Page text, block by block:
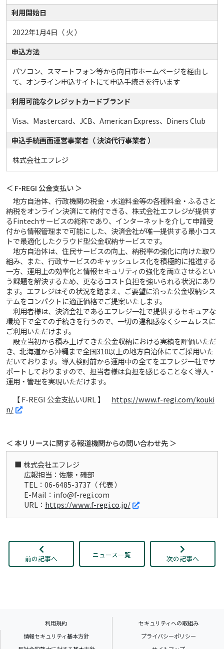
利用開始日
2022年1月4日（ 火 ）
申込方法
パソコン、スマートフォン等から向日市ホームページを経由し
て、オンライン申込サイトにて申込手続きを行います
利用可能なクレジットカードブランド
Visa、Mastercard、JCB、American Express、Diners Club
申込手続画面運営事業者（ 決済代行事業者 ）
株式会社エフレジ
＜ F-REGI 公金支払い ＞
地方自治体、行政機関の税金・水道料金等の各種料金・ふるさと
納税をオンライン決済にて納付できる、株式会社エフレジが提供す
るFintechサービスの総称であり、インターネットを介して申請受
付から情報管理まで可能にした、決済会社が唯一提供する最小コス
トで最適化したクラウド型公金収納サービスです。
地方自治体は、住民サービスの向上、納税率の強化に向けた取り
組み、また、行政サービスのキャッシュレス化を積極的に推進する
一方、運用上の効率化と情報セキュリティの強化を両立させるとい
う課題を解決するため、更なるコスト負担を強いられる状況にあり
ます。エフレジはその状況を踏まえ、ご要望に沿った公金収納シス
テムをコンパクトに適正価格でご提案いたします。
利用者様は、決済会社であるエフレジ一社で提供するセキュアな
環境下で全ての手続きを行うので、一切の違和感なくシームレスに
ご利用いただけます。
設立当初から積み上げてきた公金収納における実績を評価いただ
き、北海道から沖縄まで全国310以上の地方自治体にてご採用いた
だいております。導入検討前から運用中の全てをエフレジ一社でサ
ポートしておりますので、担当者様は負担を感じることなく導入・
運用・管理を実現いただけます。
【 F-REGI 公金支払いURL 】 https://www.f-regi.com/kouki
n/
＜ 本リリースに関する報道機関からの問い合わせ先 ＞
株式会社エフレジ
広報担当：佐藤・礒部
TEL：06-6485-3737（ 代表 ）
E-Mail：info@f-regi.com
URL： https://www.f-regi.co.jp/
前の記事へ ニュース一覧 次の記事へ
利用規約
セキュリティへの取組み
情報セキュリティ基本方針
プライバシーポリシー